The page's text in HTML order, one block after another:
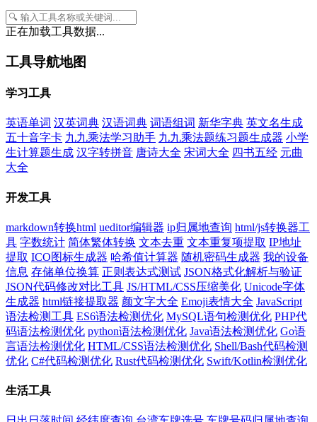
正在加载工具数据...
工具导航地图
学习工具
英语单词 汉英词典 汉语词典 词语组词 新华字典 英文名生成
五十音字卡 九九乘法学习助手 九九乘法题练习题生成器 小学
生计算题生成 汉字转拼音 唐诗大全 宋词大全 四书五经 元曲
大全
开发工具
markdown转换html ueditor编辑器 ip归属地查询 html/js转换器工
具 字数统计 简体繁体转换 文本去重 文本重复项提取 IP地址
提取 ICO图标生成器 哈希值计算器 随机密码生成器 我的设备
信息 存储单位换算 正则表达式测试 JSON格式化解析与验证
JSON代码修改对比工具 JS/HTML/CSS压缩美化 Unicode字体
生成器 html链接提取器 颜文字大全 Emoji表情大全 JavaScript
语法检测工具 ES6语法检测优化 MySQL语句检测优化 PHP代
码语法检测优化 python语法检测优化 Java语法检测优化 Go语
言语法检测优化 HTML/CSS语法检测优化 Shell/Bash代码检测
优化 C#代码检测优化 Rust代码检测优化 Swift/Kotlin检测优化
生活工具